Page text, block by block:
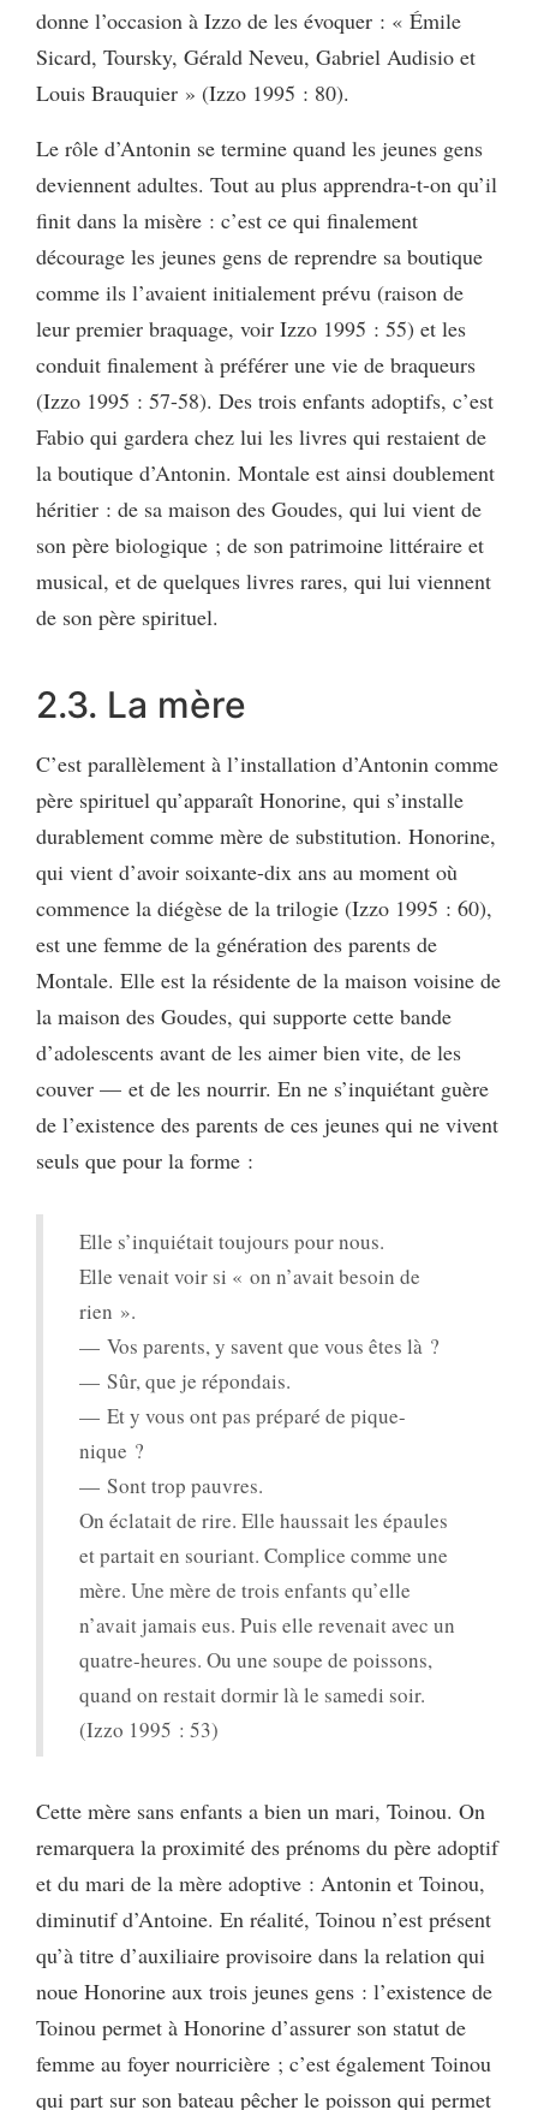
donne l’occasion à Izzo de les évoquer : « Émile
Sicard, Toursky, Gérald Neveu, Gabriel Audisio et
Louis Brauquier » (Izzo 1995 : 80).
Le rôle d’Antonin se termine quand les jeunes gens
deviennent adultes. Tout au plus apprendra-t-on qu’il
finit dans la misère : c’est ce qui finalement
décourage les jeunes gens de reprendre sa boutique
comme ils l’avaient initialement prévu (raison de
leur premier braquage, voir Izzo 1995 : 55) et les
conduit finalement à préférer une vie de braqueurs
(Izzo 1995 : 57-58). Des trois enfants adoptifs, c’est
Fabio qui gardera chez lui les livres qui restaient de
la boutique d’Antonin. Montale est ainsi doublement
héritier : de sa maison des Goudes, qui lui vient de
son père biologique ; de son patrimoine littéraire et
musical, et de quelques livres rares, qui lui viennent
de son père spirituel.
2.3. La mère
C’est parallèlement à l’installation d’Antonin comme
père spirituel qu’apparaît Honorine, qui s’installe
durablement comme mère de substitution. Honorine,
qui vient d’avoir soixante-dix ans au moment où
commence la diégèse de la trilogie (Izzo 1995 : 60),
est une femme de la génération des parents de
Montale. Elle est la résidente de la maison voisine de
la maison des Goudes, qui supporte cette bande
d’adolescents avant de les aimer bien vite, de les
couver — et de les nourrir. En ne s’inquiétant guère
de l’existence des parents de ces jeunes qui ne vivent
seuls que pour la forme :
Elle s’inquiétait toujours pour nous.
Elle venait voir si « on n’avait besoin de
rien ».
— Vos parents, y savent que vous êtes là ?
— Sûr, que je répondais.
— Et y vous ont pas préparé de pique-
nique ?
— Sont trop pauvres.
On éclatait de rire. Elle haussait les épaules
et partait en souriant. Complice comme une
mère. Une mère de trois enfants qu’elle
n’avait jamais eus. Puis elle revenait avec un
quatre-heures. Ou une soupe de poissons,
quand on restait dormir là le samedi soir.
(Izzo 1995 : 53)
Cette mère sans enfants a bien un mari, Toinou. On
remarquera la proximité des prénoms du père adoptif
et du mari de la mère adoptive : Antonin et Toinou,
diminutif d’Antoine. En réalité, Toinou n’est présent
qu’à titre d’auxiliaire provisoire dans la relation qui
noue Honorine aux trois jeunes gens : l’existence de
Toinou permet à Honorine d’assurer son statut de
femme au foyer nourricière ; c’est également Toinou
qui part sur son bateau pêcher le poisson qui permet